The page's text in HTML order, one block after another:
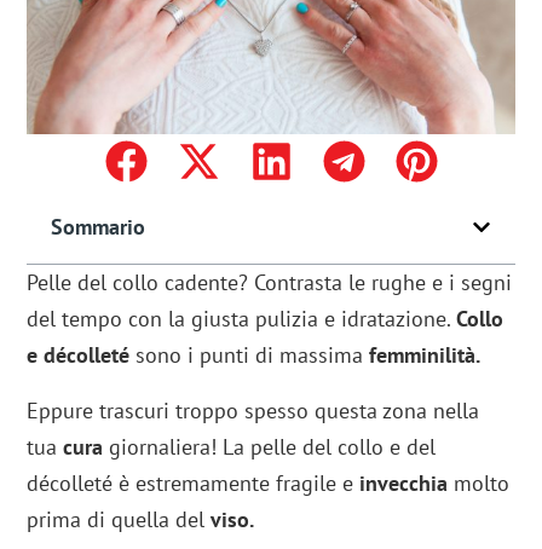
Sommario
Pelle del collo cadente? Contrasta le rughe e i segni
del tempo con la giusta pulizia e idratazione.Collo
e décolleté sono i punti di massimafemminilità.
Eppure trascuri troppo spesso questa zona nella
tuacura giornaliera! La pelle del collo e del
décolleté è estremamente fragile e invecchia molto
prima di quella delviso.